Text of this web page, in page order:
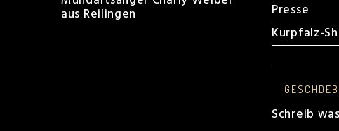
Presse
Kurpfalz-
Schreib